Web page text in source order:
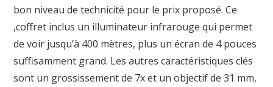
bon niveau de technicité pour le prix proposé. Ce
,coffret inclus un illuminateur infrarouge qui permet
de voir jusqu’à 400 mètres, plus un écran de 4 pouces
suffisamment grand. Les autres caractéristiques clés
sont un grossissement de 7x et un objectif de 31 mm,